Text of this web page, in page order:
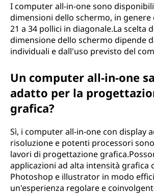
I computer all-in-one sono
dimensioni dello schermo, in genere
21 a 34 pollici in diagonale.La scelta
dimensione dello schermo dipende
individuali e dall'uso previsto del
Un computer all-in-one
adatto per la
grafica?
Sì, i computer all-in-one con display
risoluzione e potenti processori
lavori di progettazione
applicazioni ad alta intensità grafica
Photoshop e illustrator in modo
un'esperienza regolare e